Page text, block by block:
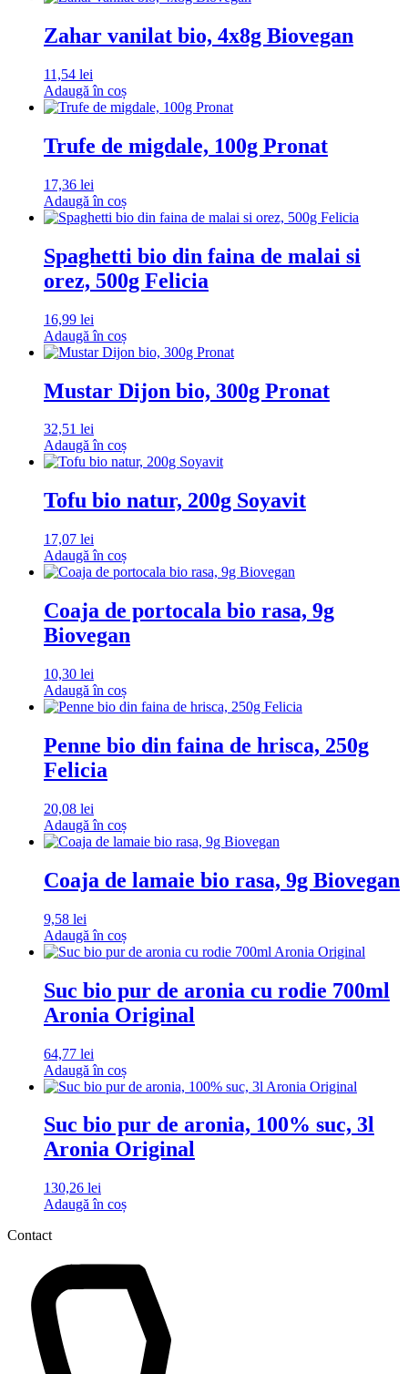
Zahar vanilat bio, 4x8g Biovegan
11,54 lei
Adaugă în coș
Trufe de migdale, 100g Pronat
17,36 lei
Adaugă în coș
Spaghetti bio din faina de malai si
orez, 500g Felicia
16,99 lei
Adaugă în coș
Mustar Dijon bio, 300g Pronat
32,51 lei
Adaugă în coș
Tofu bio natur, 200g Soyavit
17,07 lei
Adaugă în coș
Coaja de portocala bio rasa, 9g
Biovegan
10,30 lei
Adaugă în coș
Penne bio din faina de hrisca, 250g
Felicia
20,08 lei
Adaugă în coș
Coaja de lamaie bio rasa, 9g Biovegan
9,58 lei
Adaugă în coș
Suc bio pur de aronia cu rodie 700ml
Aronia Original
64,77 lei
Adaugă în coș
Suc bio pur de aronia, 100% suc, 3l
Aronia Original
130,26 lei
Adaugă în coș
Contact